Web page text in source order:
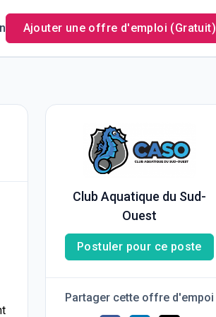
Ajouter une offre d'emploi (Gratuit)
Club Aquatique du Sud-
Ouest
Postuler pour ce poste
Partager cette offre d'empoi